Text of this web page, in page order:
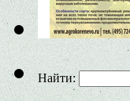
Найти: